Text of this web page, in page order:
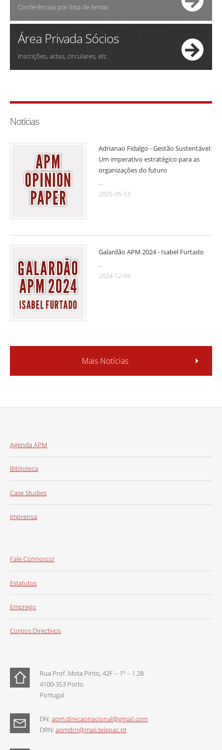
Conferências por lista de temas
Área Privada Sócios
Inscrições, actas, circulares, etc.
Notícias
Adrianao Fidalgo - Gestão Sustentável:
Um imperativo estratégico para as
organizações do futuro
...
2025-05-13
Galardão APM 2024 - Isabel Furtado
...
2024-12-04
Mais Notícias
Agenda APM
Biblioteca
Case Studies
Imprensa
Fale Connosco!
Estatutos
Emprego
Corpos Directivos
Rua Prof. Mota Pinto, 42F – 1º – 1.28
4100-353 Porto
Portugal
DN: apm.direcaonacional@gmail.com
DRN: apmdrn@mail.telepac.pt